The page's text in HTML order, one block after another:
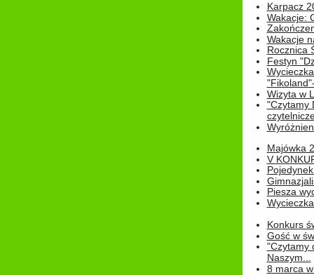
Karpacz
Wakacje:
Wakacje
Rocznica
Festyn
Wizyta w
"Czytamy
Majówka
V
Piesza
Konkurs
Gość w
"Czytamy
Naszym...
8 marca